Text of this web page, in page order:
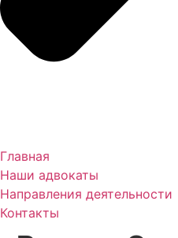
Главная
Наши адвокаты
Направления деятельности
Контакты